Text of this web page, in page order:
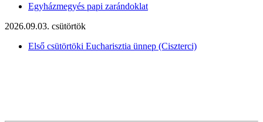
Egyházmegyés papi zarándoklat
2026.09.03. csütörtök
Első csütörtöki Eucharisztia ünnep (Ciszterci)